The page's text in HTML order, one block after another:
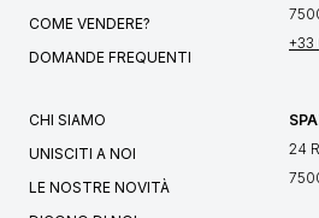
COME VENDERE?
DOMANDE FREQUENTI
+33
CHI SIAMO
UNISCITI A NOI
LE NOSTRE NOVITÀ
24